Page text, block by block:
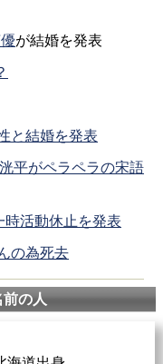
が結婚を発表
と結婚を発表
平がペラペラの宋語
活動休止を発表
の為死去
前の人